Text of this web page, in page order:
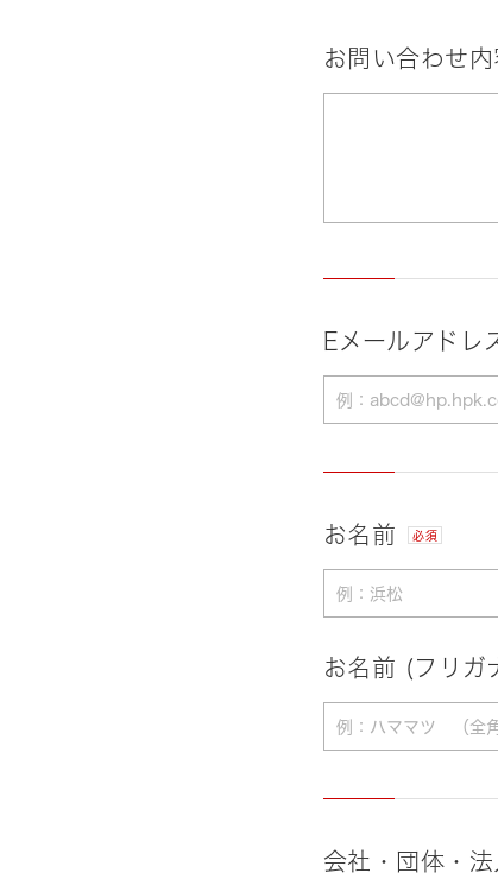
お問い合わせ内
Eメールアドレ
お名前 必須
お名前 (フリガ
会社・団体・法